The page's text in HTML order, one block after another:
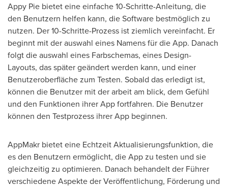
Appy Pie bietet eine einfache 10-Schritte-Anleitung, die
den Benutzern helfen kann, die Software bestmöglich zu
nutzen. Der 10-Schritte-Prozess ist ziemlich vereinfacht. Er
beginnt mit der auswahl eines Namens für die App. Danach
folgt die auswahl eines Farbschemas, eines Design-
Layouts, das später geändert werden kann, und einer
Benutzeroberfläche zum Testen. Sobald das erledigt ist,
können die Benutzer mit der arbeit am blick, dem Gefühl
und den Funktionen ihrer App fortfahren. Die Benutzer
können den Testprozess ihrer App beginnen.
AppMakr bietet eine Echtzeit Aktualisierungsfunktion, die
es den Benutzern ermöglicht, die App zu testen und sie
gleichzeitig zu optimieren. Danach behandelt der Führer
verschiedene Aspekte der Veröffentlichung, Förderung und